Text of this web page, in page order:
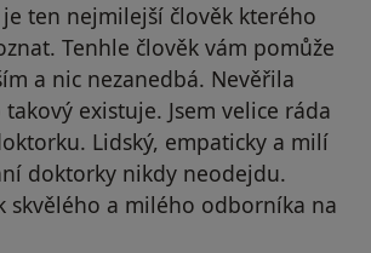
ten nejmilejší člověk kterého
Tenhle člověk vám pomůže
a nic nezanedbá. Nevěřila
existuje. Jsem velice ráda
Lidský, empaticky a milí
doktorky nikdy neodejdu.
skvělého a milého odborníka na